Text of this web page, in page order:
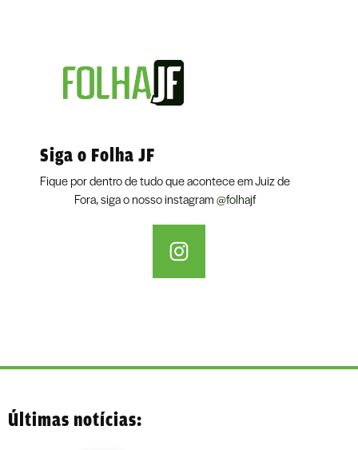
Siga o Folha JF
Fique por dentro de tudo que acontece em Juiz de
Fora, siga o nosso instagram@folhajf
Últimas notícias: